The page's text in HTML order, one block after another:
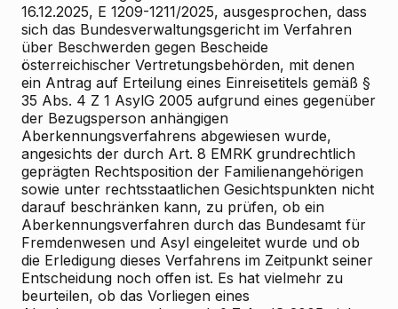
16.12.2025, E 1209-1211/2025, ausgesprochen, dass
sich das Bundesverwaltungsgericht im Verfahren
über Beschwerden gegen Bescheide
österreichischer Vertretungsbehörden, mit denen
ein Antrag auf Erteilung eines Einreisetitels gemäß §
35 Abs. 4 Z 1 AsylG 2005 aufgrund eines gegenüber
der Bezugsperson anhängigen
Aberkennungsverfahrens abgewiesen wurde,
angesichts der durch Art. 8 EMRK grundrechtlich
geprägten Rechtsposition der Familienangehörigen
sowie unter rechtsstaatlichen Gesichtspunkten nicht
darauf beschränken kann, zu prüfen, ob ein
Aberkennungsverfahren durch das Bundesamt für
Fremdenwesen und Asyl eingeleitet wurde und ob
die Erledigung dieses Verfahrens im Zeitpunkt seiner
Entscheidung noch offen ist. Es hat vielmehr zu
beurteilen, ob das Vorliegen eines